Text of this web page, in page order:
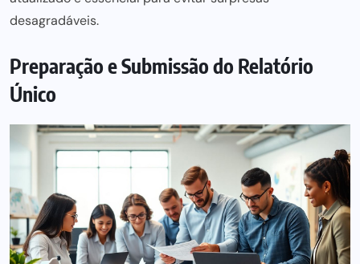
desagradáveis.
Preparação e Submissão do Relatório
Único